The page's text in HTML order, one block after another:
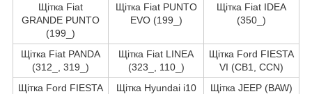
Щітка Fiat
GRANDE PUNTO
(199_)
Щітка Fiat PUNTO
EVO (199_)
Щітка Fiat IDEA
(350_)
Щітка Fiat PANDA
(312_, 319_)
Щітка Fiat LINEA
(323_, 110_)
Щітка Ford FIESTA
VI (CB1, CCN)
Щітка Ford FIESTA
Щітка Hyundai i10
Щітка JEEP (BAW)